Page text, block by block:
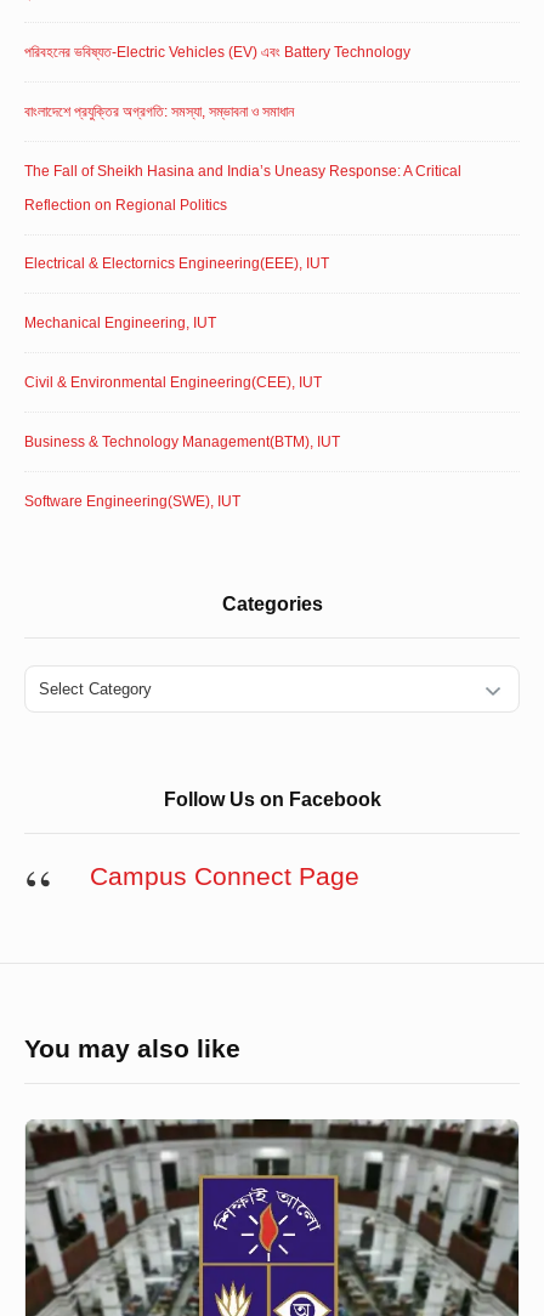
পরিবহনের ভবিষ্যত-Electric Vehicles (EV) এবং Battery Technology
বাংলাদেশে প্রযুক্তির অগ্রগতি: সমস্যা, সম্ভাবনা ও সমাধান
The Fall of Sheikh Hasina and India’s Uneasy Response: A Critical
Reflection on Regional Politics
Electrical & Electornics Engineering(EEE), IUT
Mechanical Engineering, IUT
Civil & Environmental Engineering(CEE), IUT
Business & Technology Management(BTM), IUT
Software Engineering(SWE), IUT
Categories
Categories
Follow Us on Facebook
Campus Connect Page
You may also like
অনলাইনে
নয়,অফলাইনে
পরীক্ষা
হবে